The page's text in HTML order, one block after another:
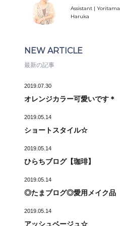
Assistant | Yoritama
Haruka
NEW ARTICLE
最新の記事
2019.07.30
オレンジカラー可愛いです＊
2019.05.14
ショートスタイル☆
2019.05.14
ひらちブログ【珈琲】
2019.05.14
◎たまブログ◎愛用メイク品
2019.05.14
アッシュベージュ☆